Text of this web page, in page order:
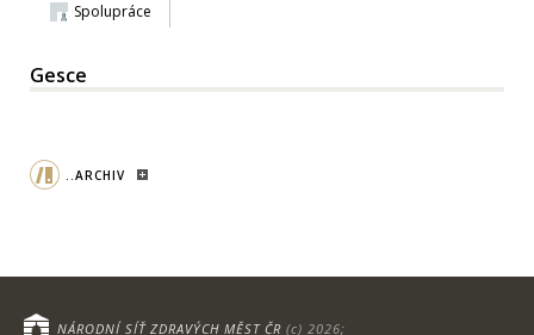
Spolupráce
Gesce
..ARCHIV
NÁRODNÍ SÍŤ ZDRAVÝCH MĚST ČR (c) 2026;